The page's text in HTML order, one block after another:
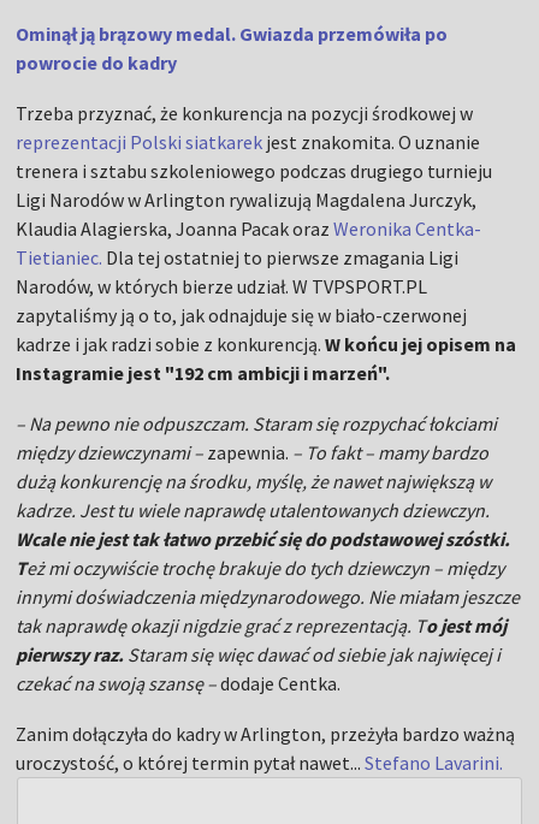
Ominął ją brązowy medal. Gwiazda przemówiła po
powrocie do kadry
Trzeba przyznać, że konkurencja na pozycji środkowej w
reprezentacji Polski siatkarek jest znakomita. O uznanie
trenera i sztabu szkoleniowego podczas drugiego turnieju
Ligi Narodów w Arlington rywalizują Magdalena Jurczyk,
Klaudia Alagierska, Joanna Pacak orazWeronika Centka-
Tietianiec. Dla tej ostatniej to pierwsze zmagania Ligi
Narodów, w których bierze udział. W TVPSPORT.PL
zapytaliśmy ją o to, jak odnajduje się w biało-czerwonej
kadrze i jak radzi sobie z konkurencją.W końcu jej opisem na
Instagramie jest "192 cm ambicji i marzeń".
– Na pewno nie odpuszczam. Staram się rozpychać łokciami
między dziewczynami – zapewnia. – To fakt – mamy bardzo
dużą konkurencję na środku, myślę, że nawet największą w
kadrze. Jest tu wiele naprawdę utalentowanych dziewczyn.
Wcale nie jest tak łatwo przebić się do podstawowej szóstki.
Też mi oczywiście trochę brakuje do tych dziewczyn – między
innymi doświadczenia międzynarodowego. Nie miałam jeszcze
tak naprawdę okazji nigdzie grać z reprezentacją. To jest mój
pierwszy raz. Staram się więc dawać od siebie jak najwięcej i
czekać na swoją szansę –dodaje Centka.
Zanim dołączyła do kadry w Arlington, przeżyła bardzo ważną
uroczystość, o której termin pytał nawet...Stefano Lavarini.